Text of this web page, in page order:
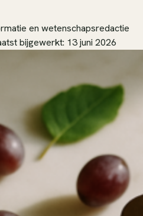
en wetenschapsredactie
bijgewerkt: 13 juni 2026